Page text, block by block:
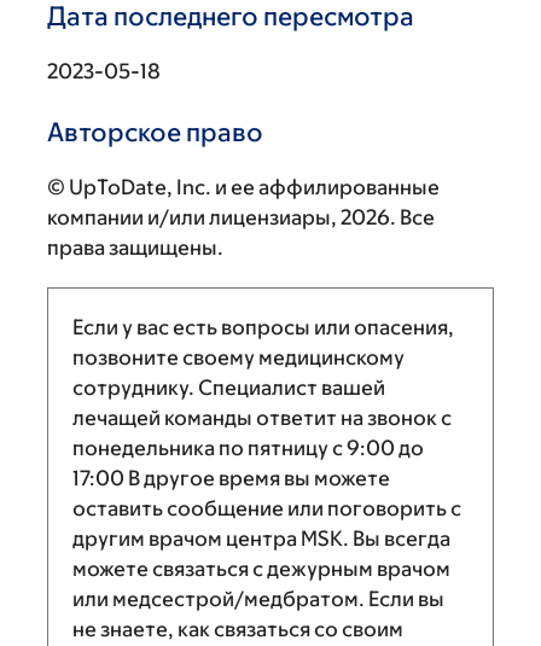
Дата последнего пересмотра
2023-05-18
Авторское право
© UpToDate, Inc. и ее аффилированные
компании и/или лицензиары, 2026. Все
права защищены.
Если у вас есть вопросы или опасения,
позвоните своему медицинскому
сотруднику. Специалист вашей
лечащей команды ответит на звонок с
понедельника по пятницу с9:00 до
17:00 В другое время вы можете
оставить сообщение или поговорить с
другим врачом центра MSK. Вы всегда
можете связаться с дежурным врачом
или медсестрой/медбратом. Если вы
не знаете, как связаться со своим